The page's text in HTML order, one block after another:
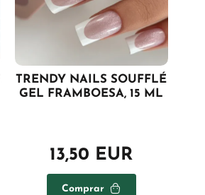
TRENDY NAILS SOUFFLÉ
GEL FRAMBOESA, 15 ML
13,50 EUR
Comprar